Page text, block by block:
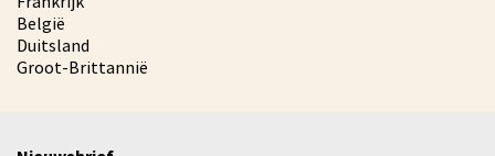
België
Duitsland
Groot-Brittannië